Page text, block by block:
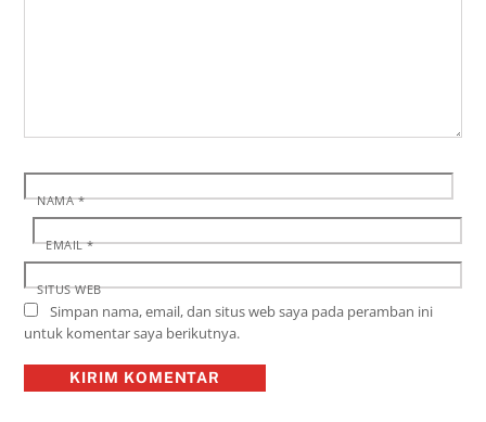
NAMA*
EMAIL*
SITUS WEB
Simpan nama, email, dan situs web saya pada peramban ini
untuk komentar saya berikutnya.